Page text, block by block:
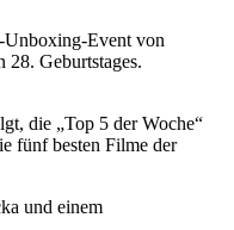
Event von
28. Geburtstages.
die „Top 5 der Woche“
fünf besten Filme der
und einem